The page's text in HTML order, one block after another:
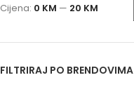
Cijena: 0 KM — 20 KM
FILTRIRAJ PO BRENDOVIMA